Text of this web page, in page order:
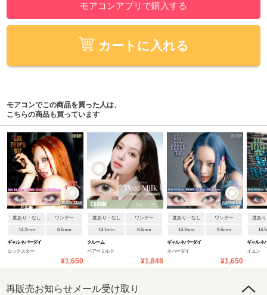
モアコンアプリで購入する
カートに入れる
モアコンでこの商品を買った人は、
こちらの商品も買っています
度あり・なし ワンデー
14.2mm 8.6mm
ギャルネバーダイ
ロックスター
¥1,650
度あり・なし ワンデー
14.1mm 8.6mm
クルーム
ペアーミルク
¥1,848
度あり・なし ワンデー
14.2mm 8.6mm
ギャルネバーダイ
ネバーダイ
¥1,650
度あ
ギャルネ
イエン
再販売お知らせメール受け取り